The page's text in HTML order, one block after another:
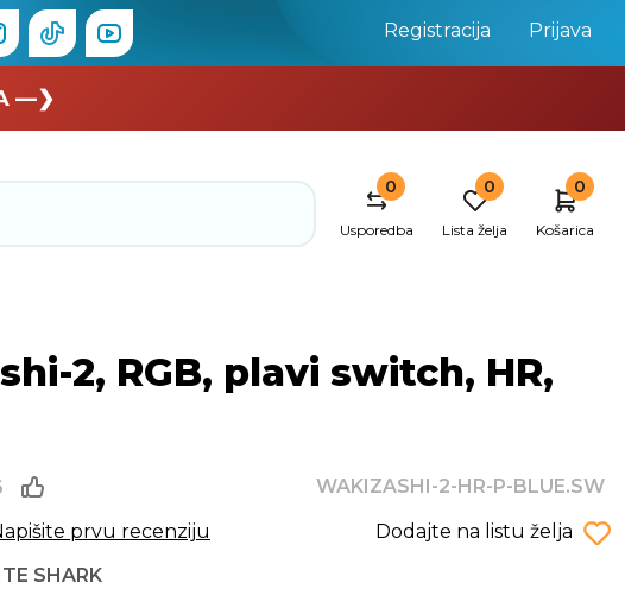
Registracija Prijava
—❯
0
Usporedba
0
Lista želja
0
Košarica
2, RGB, plavi switch, HR,
WAKIZASHI-2-HR-P-BLUE.SW
prvu recenziju
Dodajte na listu želja
SHARK